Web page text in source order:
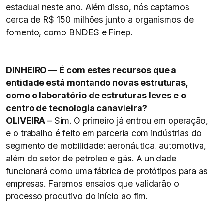
estadual neste ano. Além disso, nós captamos
cerca de R$ 150 milhões junto a organismos de
fomento, como BNDES e Finep.
DINHEIRO — É com estes recursos que a
entidade está montando novas estruturas,
como o laboratório de estruturas leves e o
centro de tecnologia canavieira?
OLIVEIRA – Sim. O primeiro já entrou em operação,
e o trabalho é feito em parceria com indústrias do
segmento de mobilidade: aeronáutica, automotiva,
além do setor de petróleo e gás. A unidade
funcionará como uma fábrica de protótipos para as
empresas. Faremos ensaios que validarão o
processo produtivo do início ao fim.